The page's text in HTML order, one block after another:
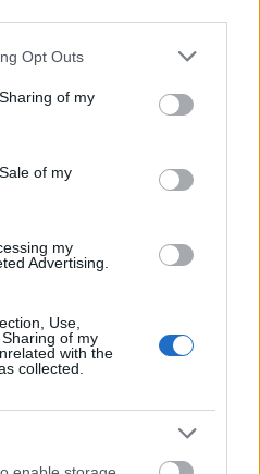
app uses one or more Google
behaviour. You may click to
and its third-party tags to
purposes in below Google
Opt Outs
of my
of my
my
Advertising.
Use,
of my
with the
collected.
van, de Tom
az új lemeze révén,